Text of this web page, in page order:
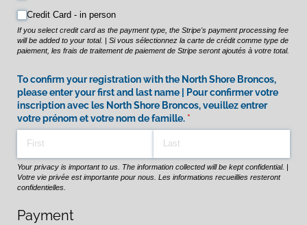
Credit Card - in person
If you select credit card as the payment type, the Stripe's payment processing fee
will be added to your total. | Si vous sélectionnez la carte de crédit comme type de
paiement, les frais de traitement de paiement de Stripe seront ajoutés à votre total.
To confirm your registration with the North Shore Broncos,
please enter your first and last name | Pour confirmer votre
inscription avec les North Shore Broncos, veuillez entrer
votre prénom et votre nom de famille. *(required)
Your privacy is important to us. The information collected will be kept confidential. |
Votre vie privée est importante pour nous. Les informations recueillies resteront
confidentielles.
Payment